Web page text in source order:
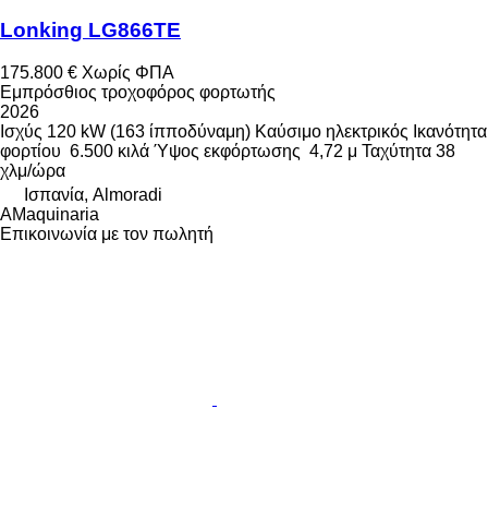
Lonking LG866TE
175.800 € Χωρίς ΦΠΑ
Εμπρόσθιος τροχοφόρος φορτωτής
2026
Ισχύς 120 kW (163 ίπποδύναμη) Καύσιμο ηλεκτρικός Ικανότητα
φορτίου 6.500 κιλά Ύψος εκφόρτωσης 4,72 μ Ταχύτητα 38
χλμ/ώρα
Ισπανία, Almoradi
AMaquinaria
Επικοινωνία με τον πωλητή